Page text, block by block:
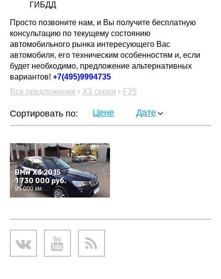
ГИБДД
Просто позвоните нам, и Вы получите бесплатную
консультацию по текущему состоянию
автомобильного рынка интересующего Вас
автомобиля, его техническим особенностям и, если
будет необходимо, предложение альтернативных
вариантов! +7(495)9994735
Все предложения
X3 серия F25
Сортировать по: Цене Дате
BMW X3 2015
1 730 000 руб.
95 000 км.